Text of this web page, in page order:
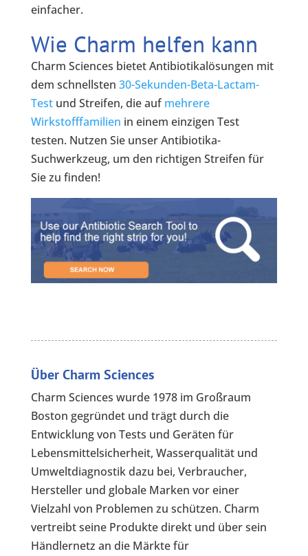
einfacher.
Wie Charm helfen kann
Charm Sciences bietet Antibiotikalösungen mit
dem schnellsten 30-Sekunden-Beta-Lactam-
Testund Streifen, die aufmehrere
Wirkstofffamilien in einem einzigen Test
testen. Nutzen Sie unser Antibiotika-
Suchwerkzeug, um den richtigen Streifen für
Sie zu finden!
Über Charm Sciences
Charm Sciences wurde 1978 im Großraum
Boston gegründet und trägt durch die
Entwicklung von Tests und Geräten für
Lebensmittelsicherheit, Wasserqualität und
Umweltdiagnostik dazu bei, Verbraucher,
Hersteller und globale Marken vor einer
Vielzahl von Problemen zu schützen. Charm
vertreibt seine Produkte direkt und über sein
Händlernetz an die Märkte für